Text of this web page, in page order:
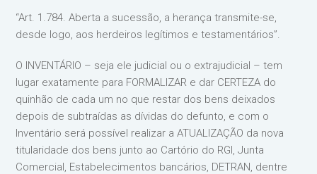
“Art. 1.784. Aberta a sucessão, a herança transmite-se,
desde logo, aos herdeiros legítimos e testamentários”.⁣⁣
O INVENTÁRIO – seja ele judicial ou o extrajudicial – tem
lugar exatamente para FORMALIZAR e dar CERTEZA do
quinhão de cada um no que restar dos bens deixados
depois de subtraídas as dívidas do defunto, e com o
Inventário será possível realizar a ATUALIZAÇÃO da nova
titularidade dos bens junto ao Cartório do RGI, Junta
Comercial, Estabelecimentos bancários, DETRAN, dentre